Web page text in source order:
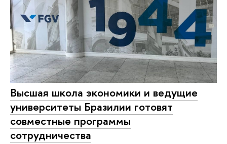
Высшая школа экономики и ведущие
университеты Бразилии готовят
совместные программы
сотрудничества